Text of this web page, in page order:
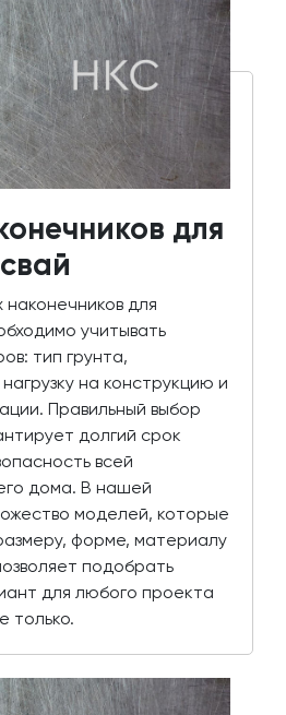
для
для
учитывать
тип грунта,
на конструкцию и
Правильный выбор
долгий срок
всей
дома. В нашей
моделей, которые
форме, материалу
подобрать
для любого проекта
только.